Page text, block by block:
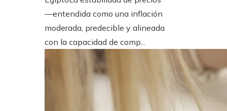
—entendida como una inflación
moderada, predecible y alineada
con la capacidad de comp...